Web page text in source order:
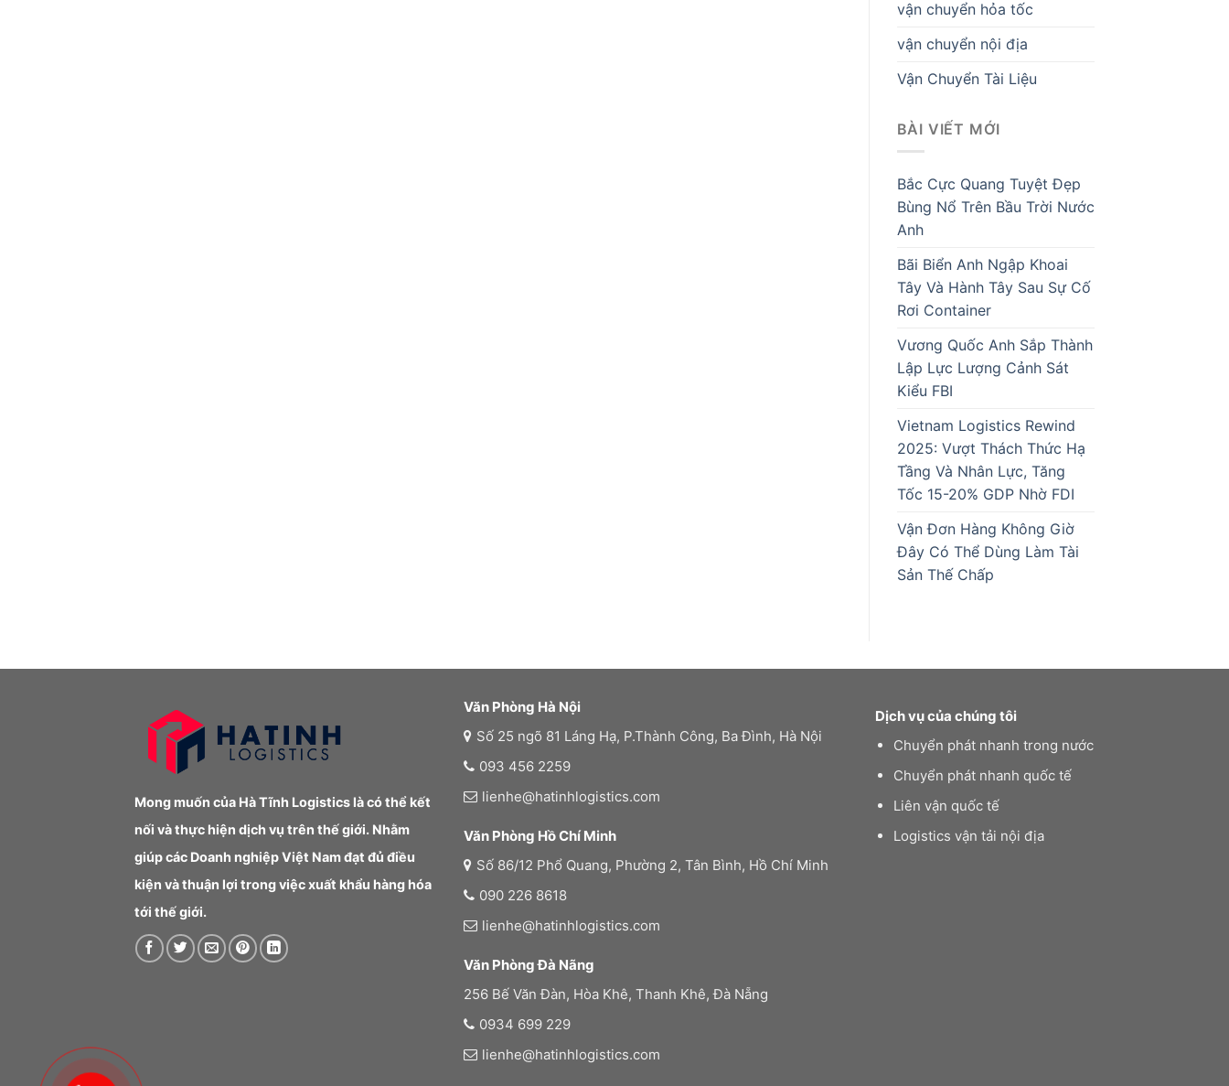
vận chuyển hỏa tốc
vận chuyển nội địa
Vận Chuyển Tài Liệu
BÀI VIẾT MỚI
Bắc Cực Quang Tuyệt Đẹp
Bùng Nổ Trên Bầu Trời Nước
Anh
Bãi Biển Anh Ngập Khoai
Tây Và Hành Tây Sau Sự Cố
Rơi Container
Vương Quốc Anh Sắp Thành
Lập Lực Lượng Cảnh Sát
Kiểu FBI
Vietnam Logistics Rewind
2025: Vượt Thách Thức Hạ
Tầng Và Nhân Lực, Tăng
Tốc 15-20% GDP Nhờ FDI
Vận Đơn Hàng Không Giờ
Đây Có Thể Dùng Làm Tài
Sản Thế Chấp
Mong muốn của Hà Tĩnh Logistics là có thể kết
nối và thực hiện dịch vụ trên thế giới. Nhằm
giúp các Doanh nghiệp Việt Nam đạt đủ điều
kiện và thuận lợi trong việc xuất khẩu hàng hóa
tới thế giới.
Văn Phòng Hà Nội
Số 25 ngõ 81 Láng Hạ, P.Thành Công, Ba Đình, Hà Nội
093 456 2259
lienhe@hatinhlogistics.com
Văn Phòng Hồ Chí Minh
Số 86/12 Phổ Quang, Phường 2, Tân Bình, Hồ Chí Minh
090 226 8618
lienhe@hatinhlogistics.com
Văn Phòng Đà Nãng
256 Bế Văn Đàn, Hòa Khê, Thanh Khê, Đà Nẵng
0934 699 229
lienhe@hatinhlogistics.com
Dịch vụ của chúng tôi
Chuyển phát nhanh trong nước
Chuyển phát nhanh quốc tế
Liên vận quốc tế
Logistics vận tải nội địa